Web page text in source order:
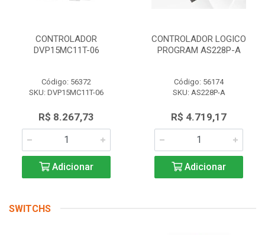
CONTROLADOR
DVP15MC11T-06
Código: 56372
SKU: DVP15MC11T-06
R$ 8.267,73
Adicionar
CONTROLADOR LOGICO
PROGRAM AS228P-A
Código: 56174
SKU: AS228P-A
R$ 4.719,17
Adicionar
SWITCHS